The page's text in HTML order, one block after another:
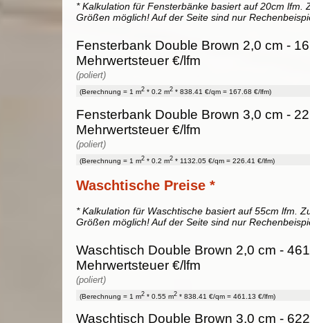
* Kalkulation für Fensterbänke basiert auf 20cm lfm.
Größen möglich! Auf der Seite sind nur
Fensterbank Double Brown 2,0 cm -
Mehrwertsteuer €/lfm
(poliert)
(Berechnung = 1 m2 * 0.2 m2 * 838.41 €/qm = 167.68 €/lfm)
Fensterbank Double Brown 3,0 cm -
Mehrwertsteuer €/lfm
(poliert)
(Berechnung = 1 m2 * 0.2 m2 * 1132.05 €/qm = 226.41 €/lfm)
Waschtische Preise *
* Kalkulation für Waschtische basiert auf 55cm lfm.
Größen möglich! Auf der Seite sind nur
Waschtisch Double Brown 2,0 cm -
Mehrwertsteuer €/lfm
(poliert)
(Berechnung = 1 m2 * 0.55 m2 * 838.41 €/qm = 461.13 €/lfm)
Waschtisch Double Brown 3,0 cm -